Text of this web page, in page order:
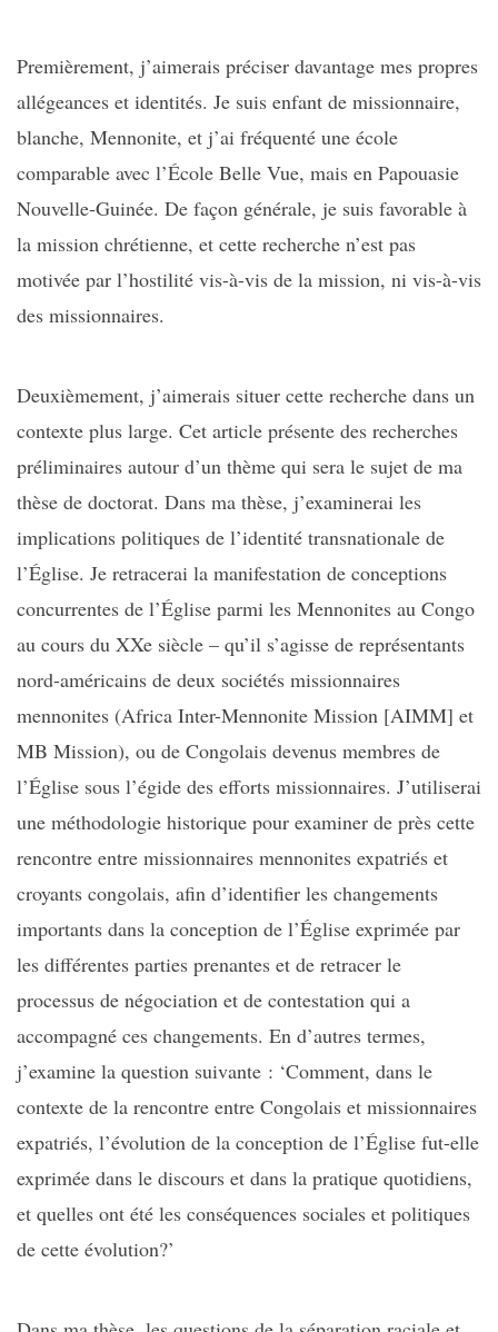
Premièrement, j’aimerais préciser davantage mes propres
allégeances et identités. Je suis enfant de missionnaire,
blanche, Mennonite, et j’ai fréquenté une école
comparable avec l’École Belle Vue, mais en Papouasie
Nouvelle-Guinée. De façon générale, je suis favorable à
la mission chrétienne, et cette recherche n’est pas
motivée par l’hostilité vis-à-vis de la mission, ni vis-à-vis
des missionnaires.
Deuxièmement, j’aimerais situer cette recherche dans un
contexte plus large. Cet article présente des recherches
préliminaires autour d’un thème qui sera le sujet de ma
thèse de doctorat. Dans ma thèse, j’examinerai les
implications politiques de l’identité transnationale de
l’Église. Je retracerai la manifestation de conceptions
concurrentes de l’Église parmi les Mennonites au Congo
au cours du XXe siècle – qu’il s’agisse de représentants
nord-américains de deux sociétés missionnaires
mennonites (Africa Inter-Mennonite Mission [AIMM] et
MB Mission), ou de Congolais devenus membres de
l’Église sous l’égide des efforts missionnaires. J’utiliserai
une méthodologie historique pour examiner de près cette
rencontre entre missionnaires mennonites expatriés et
croyants congolais, afin d’identifier les changements
importants dans la conception de l’Église exprimée par
les différentes parties prenantes et de retracer le
processus de négociation et de contestation qui a
accompagné ces changements. En d’autres termes,
j’examine la question suivante : ‘Comment, dans le
contexte de la rencontre entre Congolais et missionnaires
expatriés, l’évolution de la conception de l’Église fut-elle
exprimée dans le discours et dans la pratique quotidiens,
et quelles ont été les conséquences sociales et politiques
de cette évolution?’